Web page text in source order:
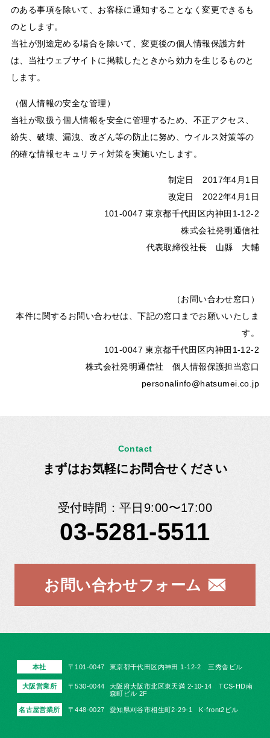
のある事項を除いて、お客様に通知することなく変更できるも
のとします。
当社が別途定める場合を除いて、変更後の個人情報保護方針
は、当社ウェブサイトに掲載したときから効力を生じるものと
します。
（個人情報の安全な管理）
当社が取扱う個人情報を安全に管理するため、不正アクセス、
紛失、破壊、漏洩、改ざん等の防止に努め、ウイルス対策等の
的確な情報セキュリティ対策を実施いたします。
制定日 2017年4月1日
改定日 2022年4月1日
101-0047 東京都千代田区内神田1-12-2
株式会社発明通信社
代表取締役社長 山縣 大輔
（お問い合わせ窓口）
本件に関するお問い合わせは、下記の窓口までお願いいたしま
す。
101-0047 東京都千代田区内神田1-12-2
株式会社発明通信社 個人情報保護担当窓口
personalinfo@hatsumei.co.jp
Contact
まずはお気軽にお問合せください
受付時間：平日9:00〜17:00
03-5281-5511
お問い合わせフォーム
本社 〒101-0047 東京都千代田区内神田 1-12-2 三秀舎ビル
大阪営業所 〒530-0044
大阪府大阪市北区東天満 2-10-14 TCS-HD南
森町ビル 2F
名古屋営業所 〒448-0027 愛知県刈谷市相生町2-29-1 K-front2ビル